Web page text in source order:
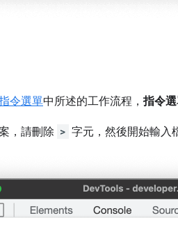
令選單中所述的工作流程， 指令
，請刪除 > 字元，然後開始輸入